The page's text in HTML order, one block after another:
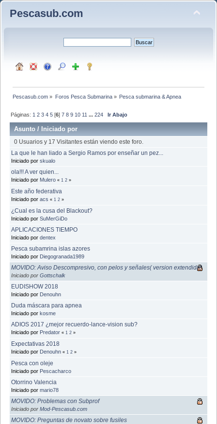
Pescasub.com
Pescasub.com » Foros Pesca Submarina» Pesca submarina & Apnea
Páginas: 1 2 3 4 5 [6]7 8 9 10 11 ...224 Ir Abajo
Asunto /Iniciado por
0 Usuarios y 17 Visitantes están viendo este foro.
La que le han liado a Sergio Ramos por enseñar un pez...
Iniciado por skualo
ola!!! A ver quien...
Iniciado por Mulero « 1 2 »
Este año federativa
Iniciado por acs « 1 2 »
¿Cual es la cusa del Blackout?
Iniciado por SuMerGiDo
APLICACIONES TIEMPO
Iniciado por dentex
Pesca subamrina islas azores
Iniciado por Diegogranada1989
MOVIDO: Aviso Descompresivo, con pelos y señales( version extendida)
Iniciado por Gottschalk
EUDISHOW 2018
Iniciado por Denouhn
Duda máscara para apnea
Iniciado por kosme
ADIOS 2017 ¿mejor recuerdo-lance-vision sub?
Iniciado por Predator « 1 2 »
Expectativas 2018
Iniciado por Denouhn « 1 2 »
Pesca con oleje
Iniciado por Pescacharco
Otorrino Valencia
Iniciado por mario78
MOVIDO: Problemas con Subprof
Iniciado por Mod-Pescasub.com
MOVIDO: Preguntas de novato sobre fusiles